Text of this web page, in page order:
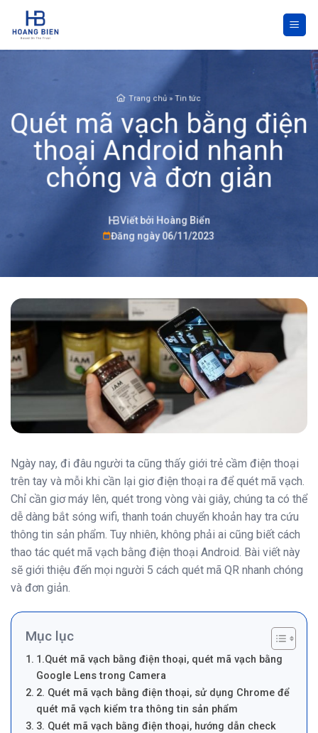
content
Trang chủ »Tin tức
Quét mã vạch bằng điện
thoại Android nhanh
chóng và đơn giản
Viết bởi Hoàng Biển
Đăng ngày 06/11/2023
Ngày nay, đi đâu người ta cũng thấy giới trẻ cầm điện thoại
trên tay và mỗi khi cần lại giơ điện thoại ra để quét mã vạch.
Chỉ cần giơ máy lên, quét trong vòng vài giây, chúng ta có thể
dễ dàng bắt sóng wifi, thanh toán chuyển khoản hay tra cứu
thông tin sản phẩm. Tuy nhiên, không phải ai cũng biết cách
thao tác quét mã vạch bằng điện thoại Android. Bài viết này
sẽ giới thiệu đến mọi người 5 cách quét mã QR nhanh chóng
và đơn giản.
Mục lục
1.Quét mã vạch bằng điện thoại, quét mã vạch bằng
Google Lens trong Camera
2. Quét mã vạch bằng điện thoại, sử dụng Chrome để
quét mã vạch kiểm tra thông tin sản phẩm
3. Quét mã vạch bằng điện thoại, hướng dẫn check